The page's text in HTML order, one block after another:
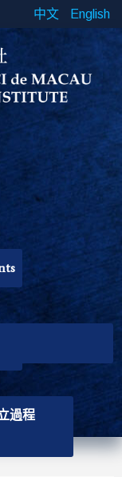
中文 English
過程